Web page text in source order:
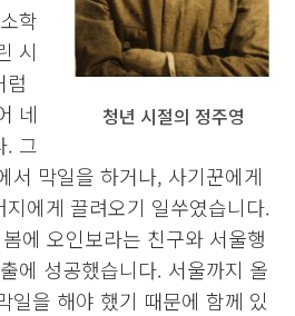
청년 시절의 정주영
학
시
럼
네
. 그
서 막일을 하거나, 사기꾼에게
에게 끌려오기 일쑤였습니다.
에 오인보라는 친구와 서울행
에 성공했습니다. 서울까지 올
일을 해야 했기 때문에 함께 있